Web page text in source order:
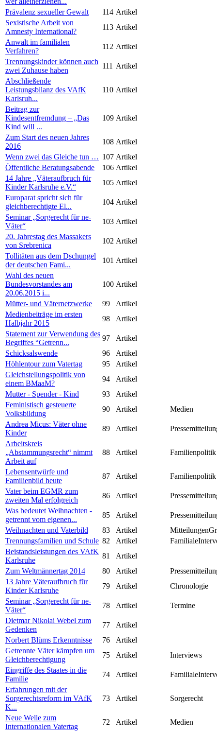
Prävalenz sexueller Gewalt
114 Artikel
Sexistische Arbeit von
Amnesty International?
113 Artikel
Anwalt im familialen
Verfahren?
112 Artikel
Trennungskinder können auch
zwei Zuhause haben
111 Artikel
Abschließende
Leistungsbilanz des VAfK
Karlsruh...
110 Artikel
Beitrag zur
Kindesentfremdung – „Das
Kind will ...
109 Artikel
Zum Start des neuen Jahres
2016
108 Artikel
Wenn zwei das Gleiche tun … 107 Artikel
Öffentliche Beratungsabende
106 Artikel
14 Jahre „Väteraufbruch für
Kinder Karlsruhe e.V.“
105 Artikel
Europarat spricht sich für
gleichberechtigte El...
104 Artikel
Seminar „Sorgerecht für ne-
Väter“
103 Artikel
20. Jahrestag des Massakers
von Srebrenica
102 Artikel
Tollitäten aus dem Dschungel
der deutschen Fami...
101 Artikel
Wahl des neuen
Bundesvorstandes am
20.06.2015 i...
100 Artikel
Mütter- und Väternetzwerke 99
Artikel
Medienbeiträge im ersten
Halbjahr 2015
98
Artikel
Statement zur Verwendung des
Begriffes “Getrenn...
97
Artikel
Schicksalswende
96
Artikel
Höhlentour zum Vatertag
95
Artikel
Gleichstellungspolitik von
einem BMaaM?
94
Artikel
Mutter - Spender - Kind
93
Artikel
Feministisch gesteuerte
Volksbildung
90 Artikel
Medien
Andrea Micus: Väter ohne
Kinder
89 Artikel
Arbeitskreis
„Abstammungsrecht“ nimmt
Arbeit auf
88 Artikel Familienpolitik
Lebensentwürfe und
Familienbild heute
87 Artikel
Familienpolitik
Vater beim EGMR zum
zweiten Mal erfolgreich
86 Artikel
Was bedeutet Weihnachten -
getrennt vom eigenen...
85 Artikel
Weihnachten und Vaterbild
83 Artikel
Trennungsfamilien und Schule 82 Artikel
Beistandsleistungen des VAfK
Karlsruhe
81
Artikel
Zum Weltmännertag 2014
80 Artikel
13 Jahre Väteraufbruch für
Kinder Karlsruhe
79 Artikel
Chronologie
Seminar „Sorgerecht für ne-
Väter“
78 Artikel
Termine
Dietmar Nikolai Webel zum
Gedenken
77
Artikel
Norbert Blüms Erkenntnisse
76
Artikel
Getrennte Väter kämpfen um
Gleichberechtigung
75 Artikel
Interviews
Eingriffe des Staates in die
Familie
74 Artikel
Erfahrungen mit der
Sorgerechtsreform im VAfK
K...
73 Artikel Sorgerecht
Neue Welle zum
Internationalen Vatertag
72 Artikel Medien